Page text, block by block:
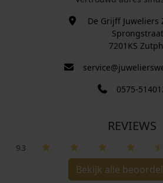
De Grijff Juweliers
7201KS
0575-
REVIEWS
9.3
Bekijk alle